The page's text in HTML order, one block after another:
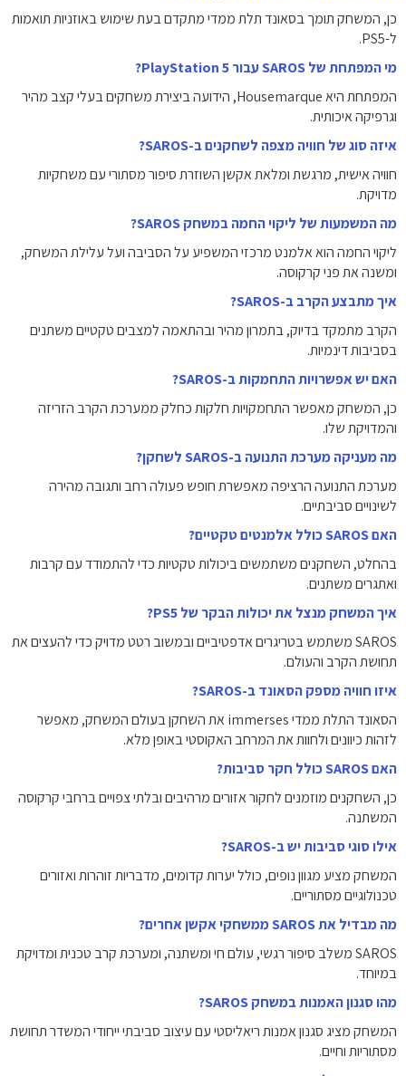
כן, המשחק תומך בסאונד תלת ממדי מתקדם בעת שימוש באוזניות תואמות
ל-PS5.
מי המפתחת של SAROS עבור PlayStation 5?
המפתחת היא Housemarque, הידועה ביצירת משחקים בעלי קצב מהיר
וגרפיקה איכותית.
איזה סוג של חוויה מצפה לשחקנים ב-SAROS?
חוויה אישית, מרגשת ומלאת אקשן השוזרת סיפור מסתורי עם משחקיות
מדויקת.
מה המשמעות של ליקוי החמה במשחק SAROS?
ליקוי החמה הוא אלמנט מרכזי המשפיע על הסביבה ועל עלילת המשחק,
ומשנה את פני קרקוסה.
איך מתבצע הקרב ב-SAROS?
הקרב מתמקד בדיוק, בתמרון מהיר ובהתאמה למצבים טקטיים משתנים
בסביבות דינמיות.
האם יש אפשרויות התחמקות ב-SAROS?
כן, המשחק מאפשר התחמקויות חלקות כחלק ממערכת הקרב הזריזה
והמדויקת שלו.
מה מעניקה מערכת התנועה ב-SAROS לשחקן?
מערכת התנועה הרציפה מאפשרת חופש פעולה רחב ותגובה מהירה
לשינויים סביבתיים.
האם SAROS כולל אלמנטים טקטיים?
בהחלט, השחקנים משתמשים ביכולות טקטיות כדי להתמודד עם קרבות
ואתגרים משתנים.
איך המשחק מנצל את יכולות הבקר של PS5?
SAROS משתמש בטריגרים אדפטיביים ובמשוב רטט מדויק כדי להעצים את
תחושת הקרב והעולם.
איזו חוויה מספק הסאונד ב-SAROS?
הסאונד התלת ממדי immerses את השחקן בעולם המשחק, מאפשר
לזהות כיוונים ולחוות את המרחב האקוסטי באופן מלא.
האם SAROS כולל חקר סביבות?
כן, השחקנים מוזמנים לחקור אזורים מרהיבים ובלתי צפויים ברחבי קרקוסה
המשתנה.
אילו סוגי סביבות יש ב-SAROS?
המשחק מציע מגוון נופים, כולל יערות קדומים, מדבריות זוהרות ואזורים
טכנולוגיים מסתוריים.
מה מבדיל את SAROS ממשחקי אקשן אחרים?
SAROS משלב סיפור רגשי, עולם חי ומשתנה, ומערכת קרב טכנית ומדויקת
במיוחד.
מהו סגנון האמנות במשחק SAROS?
המשחק מציג סגנון אמנות ריאליסטי עם עיצוב סביבתי ייחודי המשדר תחושת
מסתוריות וחיים.